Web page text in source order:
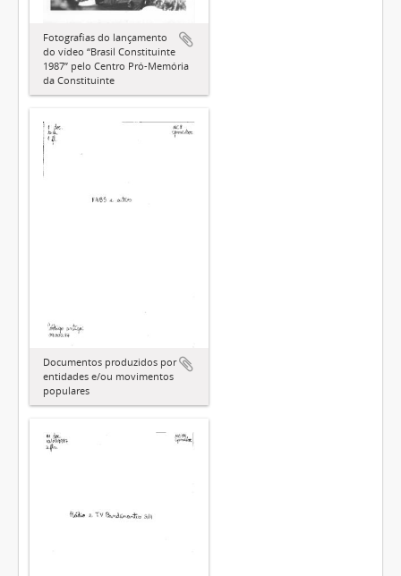
Fotografias do lançamento
do vídeo “Brasil Constituinte
1987” pelo Centro Pró-Memória
da Constituinte
Documentos produzidos por
entidades e/ou movimentos
populares